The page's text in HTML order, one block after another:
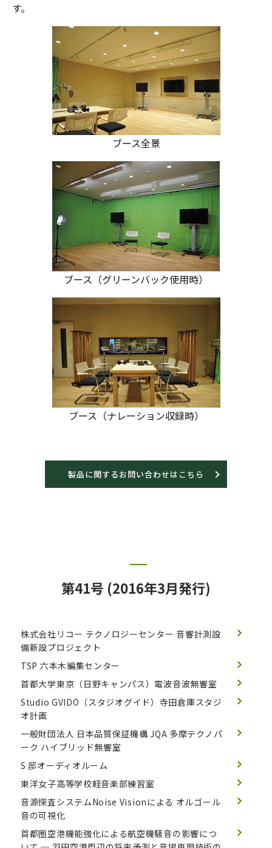
す。
ブース全景
ブース（グリーンバック使用時）
ブース（ナレーション収録時）
製品に関するお問い合わせはこちら
第41号 (2016年3月発行)
株式会社リコー テクノロジーセンター 音響計測設
備新設プロジェクト
TSP 六本木編集センター
首都大学東京（日野キャンパス）電波音波無響室
Studio GVIDO（スタジオグイド）寺田倉庫スタジ
オ計画
一般財団法人 日本品質保証機構 JQA 多摩テクノパ
ーク ハイブリッド無響室
S 邸オーディオルーム
東洋女子高等学校軽音楽部練習室
音源探査システムNoise Visionによる オルゴール
音の可視化
首都圏空港機能強化による航空機騒音の影響につ